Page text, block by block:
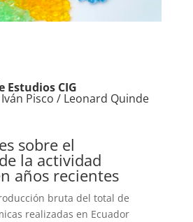
Estudios CIG
Pisco / Leonard Quinde
sobre el
la actividad
años recientes
bruta del total de
realizadas en Ecuador